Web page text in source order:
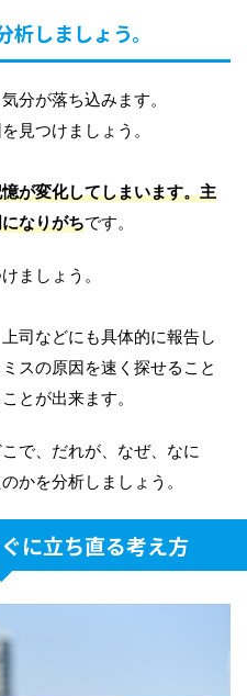
しましょう。
分が落ち込みます。
見つけましょう。
が変化してしまいます。主
なりがちです。
ましょう。
司などにも具体的に報告し
スの原因を速く探せること
とが出来ます。
で、だれが、なぜ、なに
かを分析しましょう。
に立ち直る考え方